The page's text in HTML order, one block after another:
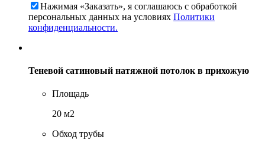
Нажимая «Заказать», я соглашаюсь c обработкой
персональных данных на условиях Политики
конфиденциальности.
Теневой сатиновый натяжной потолок в прихожую
Площадь
20 м2
Обход трубы